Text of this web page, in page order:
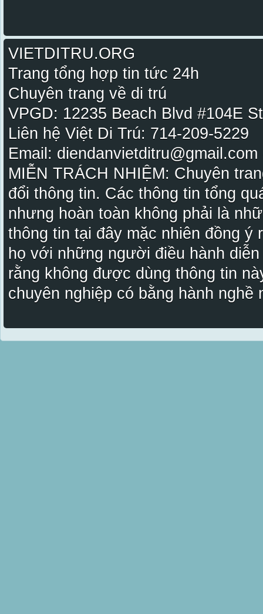
VIETDITRU.ORG
Trang tổng hợp tin tức 24h
Chuyên trang về di trú
VPGD: 12235 Beach Blvd #104E
Liên hệ Việt Di Trú: 714-209-5229
Email:
MIỄN TRÁCH NHIỆM: Chuyên
đổi thông tin. Các thông tin tổng
nhưng hoàn toàn không phải là
thông tin tại đây mặc nhiên đồng ý
họ với những người điều hành
rằng không được dùng thông tin
chuyên nghiệp có bằng hành